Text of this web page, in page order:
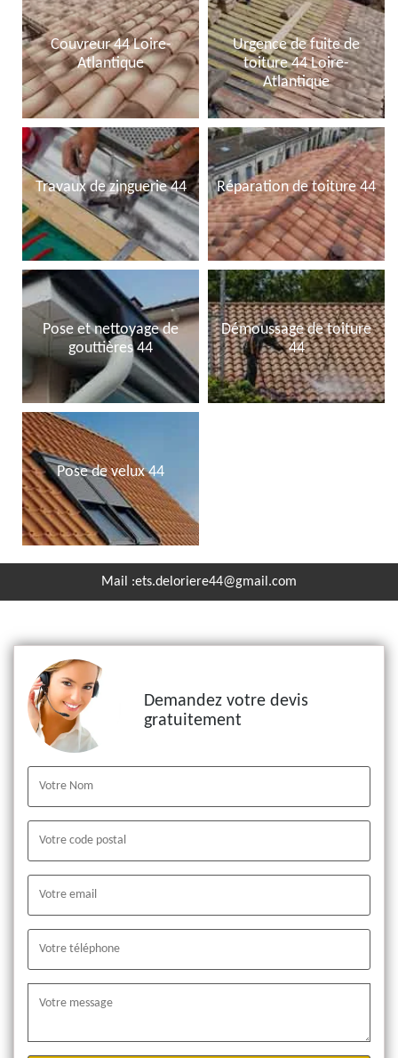
Couvreur 44 Loire-
Atlantique
Urgence de fuite de
toiture 44 Loire-
Atlantique
Travaux de zinguerie 44 Réparation de toiture 44
Pose et nettoyage de
gouttières 44
Démoussage de toiture
44
Pose de velux 44
Mail :ets.deloriere44@gmail.com
Demandez votre devis
gratuitement